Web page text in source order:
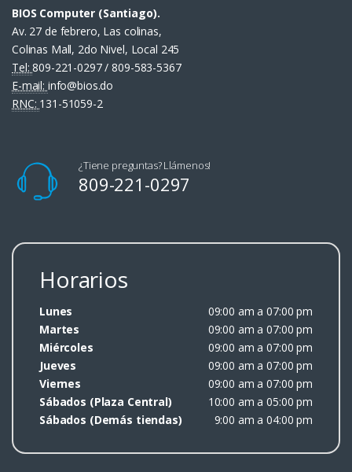
BIOS Computer (Santiago).
Av. 27 de febrero, Las colinas,
Colinas Mall, 2do Nivel, Local 245
Tel:809-221-0297 / 809-583-5367
E-mail: info@bios.do
RNC: 131-51059-2
¿Tiene preguntas? Llámenos!
809-221-0297
Horarios
Lunes
09:00 am a 07:00 pm
Martes
09:00 am a 07:00 pm
Miércoles
09:00 am a 07:00 pm
Jueves
09:00 am a 07:00 pm
Viernes
09:00 am a 07:00 pm
Sábados (Plaza Central)
10:00 am a 05:00 pm
Sábados (Demás tiendas)
9:00 am a 04:00 pm